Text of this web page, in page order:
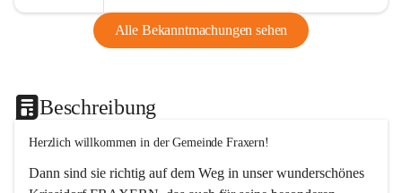
Alle Bekanntmachungen sehen
Beschreibung
Herzlich willkommen in der Gemeinde Fraxern!
Dann sind sie richtig auf dem Weg in unser wunderschönes